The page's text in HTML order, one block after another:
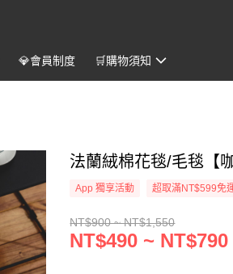
💎會員制度 🛒購物須知
法蘭絨棉花毯/毛毯【
App 獨享活動 超取滿NT$599免
NT$900 ~ NT$1,550
NT$490 ~ NT$790